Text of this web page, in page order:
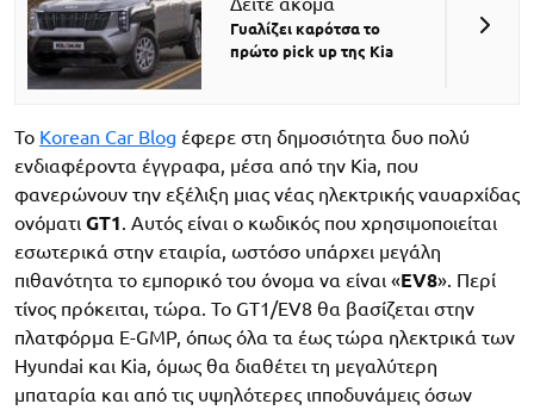
Γυαλίζει καρότσα το
πρώτο pick up της Kia
To Korean Car Blog έφερε στη δημοσιότητα δυο πολύ
ενδιαφέροντα έγγραφα, μέσα από την Kia, που
φανερώνουν την εξέλιξη μιας νέας ηλεκτρικής ναυαρχίδας
ονόματι GT1. Αυτός είναι ο κωδικός που χρησιμοποιείται
εσωτερικά στην εταιρία, ωστόσο υπάρχει μεγάλη
πιθανότητα το εμπορικό του όνομα να είναι «EV8». Περί
τίνος πρόκειται, τώρα. Το GT1/EV8 θα βασίζεται στην
πλατφόρμα E-GMP, όπως όλα τα έως τώρα ηλεκτρικά των
Hyundai και Kia, όμως θα διαθέτει τη μεγαλύτερη
μπαταρία και από τις υψηλότερες ιπποδυνάμεις όσων